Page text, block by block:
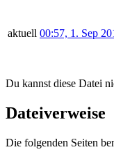
aktuell 00:57, 1. Sep
Du kannst diese Datei
Dateiverweise
Die folgenden Seiten